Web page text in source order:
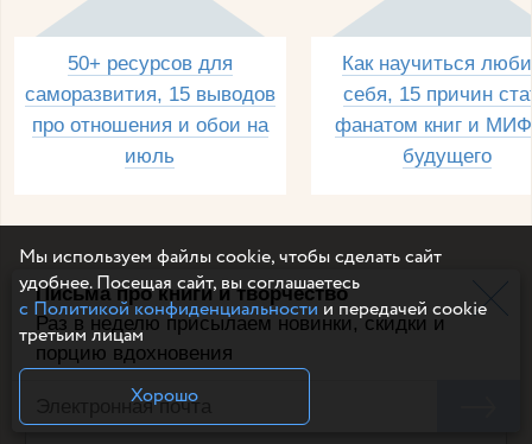
Письма про книги и творчество
Раз в неделю присылаем новинки, скидки и
порцию вдохновения
50+ ресурсов для
саморазвития, 15 выводов
про отношения и обои на
июль
Как научиться
себя, 15 причин
фанатом книг и
будущего
Мы используем файлы cookie, чтобы сделать сайт
удобнее. Посещая сайт, вы соглашаетесь
с Политикой конфиденциальностии передачей cookie
третьим лицам
Хорошо